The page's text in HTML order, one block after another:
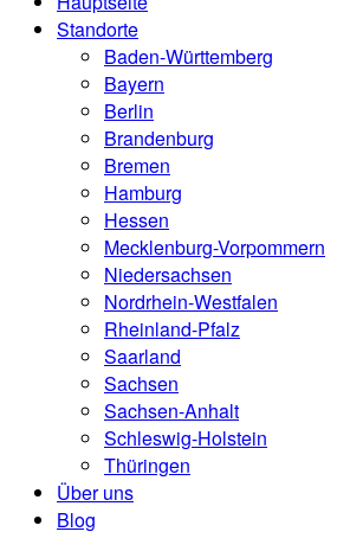
Standorte
Baden-Württemberg
Bayern
Berlin
Brandenburg
Bremen
Hamburg
Hessen
Mecklenburg-Vorpommern
Niedersachsen
Nordrhein-Westfalen
Rheinland-Pfalz
Saarland
Sachsen
Sachsen-Anhalt
Schleswig-Holstein
Thüringen
Über uns
Blog